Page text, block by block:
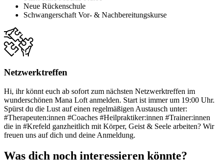
Neue Rückenschule
Schwangerschaft Vor- & Nachbereitungskurse
Netzwerktreffen
Hi, ihr könnt euch ab sofort zum nächsten Netzwerktreffen im
wunderschönen Mana Loft anmelden. Start ist immer um 19:00 Uhr.
Spürst du die Lust auf einen regelmäßigen Austausch unter:
#Therapeuten:innen #Coaches #Heilpraktiker:innen #Trainer:innen
die in #Krefeld ganzheitlich mit Körper, Geist & Seele arbeiten? Wir
freuen uns auf dich und deine Anmeldung.
Was dich noch interessieren könnte?